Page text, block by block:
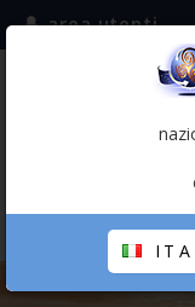
area utenti
LA SCUOLA